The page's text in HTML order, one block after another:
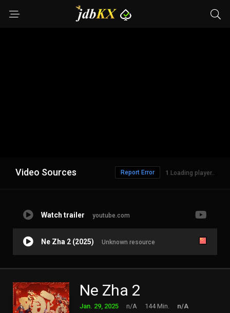
Video Sources Loading player..
Report Error
Watch trailer youtube.com
Ne Zha 2 (2025) Unknown resource
Ne Zha 2
Jan. 29, 2025 n/A 144 Min.
n/A